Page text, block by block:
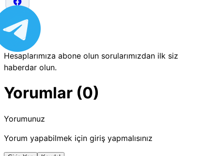
Hesaplarımıza abone olun sorularımızdan ilk siz
haberdar olun.
Yorumlar (0)
Yorumunuz
Yorum yapabilmek için giriş yapmalısınız